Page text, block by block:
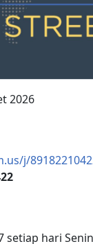
2026
j/
setiap hari